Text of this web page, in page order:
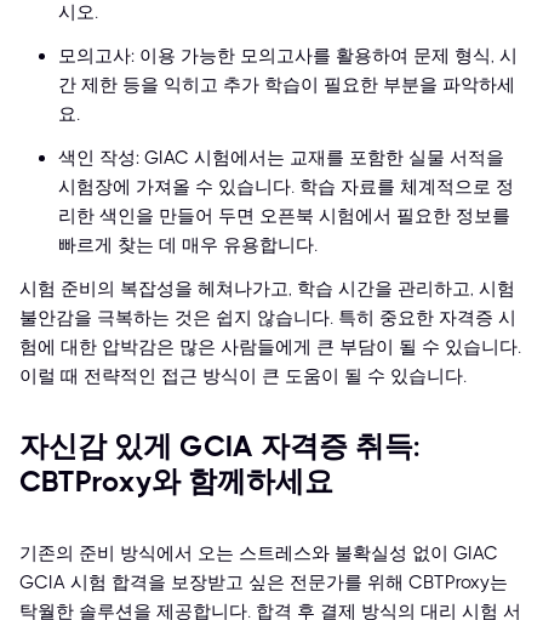
시오.
모의고사: 이용 가능한 모의고사를 활용하여 문제 형식, 시
간 제한 등을 익히고 추가 학습이 필요한 부분을 파악하세
요.
색인 작성: GIAC 시험에서는 교재를 포함한 실물 서적을
시험장에 가져올 수 있습니다. 학습 자료를 체계적으로 정
리한 색인을 만들어 두면 오픈북 시험에서 필요한 정보를
빠르게 찾는 데 매우 유용합니다.
시험 준비의 복잡성을 헤쳐나가고, 학습 시간을 관리하고, 시험
불안감을 극복하는 것은 쉽지 않습니다. 특히 중요한 자격증 시
험에 대한 압박감은 많은 사람들에게 큰 부담이 될 수 있습니다.
이럴 때 전략적인 접근 방식이 큰 도움이 될 수 있습니다.
자신감 있게 GCIA 자격증 취득:
CBTProxy와 함께하세요
기존의 준비 방식에서 오는 스트레스와 불확실성 없이 GIAC
GCIA 시험 합격을 보장받고 싶은 전문가를 위해 CBTProxy는
탁월한 솔루션을 제공합니다. 합격 후 결제 방식의 대리 시험 서